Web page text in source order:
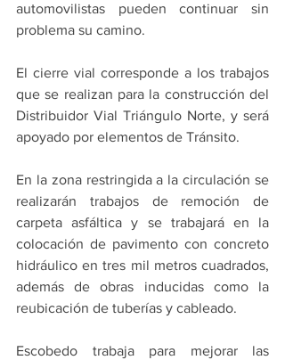
automovilistas pueden continuar sin
problema su camino.
El cierre vial corresponde a los trabajos
que se realizan para la construcción del
Distribuidor Vial Triángulo Norte, y será
apoyado por elementos de Tránsito.
En la zona restringida a la circulación se
realizarán trabajos de remoción de
carpeta asfáltica y se trabajará en la
colocación de pavimento con concreto
hidráulico en tres mil metros cuadrados,
además de obras inducidas como la
reubicación de tuberías y cableado.
Escobedo trabaja para mejorar las